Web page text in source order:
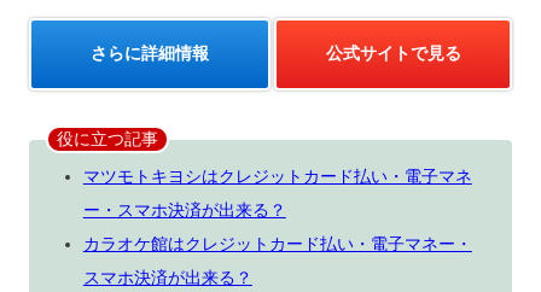
さらに詳細情報 公式サイトで見る
役に立つ記事
マツモトキヨシはクレジットカード払い・電子マネ
ー・スマホ決済が出来る？
カラオケ館はクレジットカード払い・電子マネー・
スマホ決済が出来る？